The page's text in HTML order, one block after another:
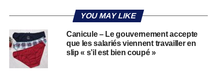
YOU MAY LIKE
Canicule – Le gouvernement accepte
que les salariés viennent travailler en
slip « s’il est bien coupé »